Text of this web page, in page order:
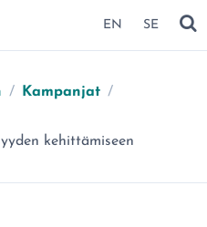
EN SE
/ Kampanjat /
kehittämiseen